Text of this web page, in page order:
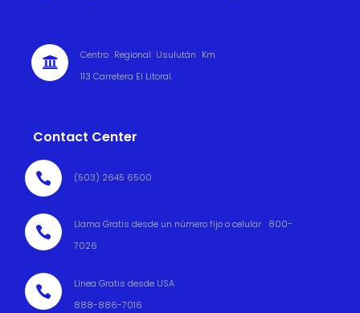

Centro Regional Usulután Km.
113 Carretera El Litoral.
Contact Center
 (503) 2645 6500

Llama Gratis desde un número fijo o celular 800-
7026

Línea Gratis desde USA
888-886-7016